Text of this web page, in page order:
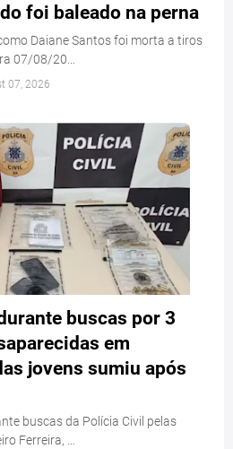
foi baleado na perna
Daiane Santos foi morta a tiros
07/08/20…
07, 2026
buscas por 3
em
jovens sumiu após
buscas da Polícia Civil pelas
Ferreira, …